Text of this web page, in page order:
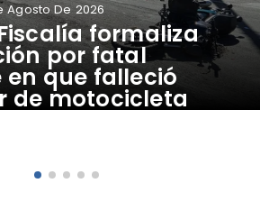
formaliza
por fatal
que falleció
de motocicleta
Agosto De 2026